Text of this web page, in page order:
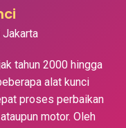
tahun 2000 hingga
alat kunci
proses perbaikan
motor. Oleh